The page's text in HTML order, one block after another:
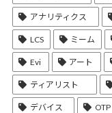
アナリティクス
LCS ミーム
Evi アート
ティアリスト
デバイス OTP